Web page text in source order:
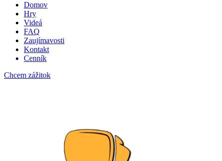
Domov
Hry
Videá
FAQ
Zaujímavosti
Kontakt
Cenník
Chcem zážitok